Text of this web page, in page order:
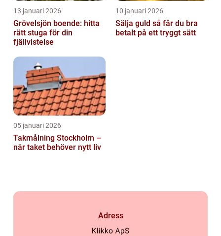
13 januari 2026
Grövelsjön boende: hitta
rätt stuga för din
fjällvistelse
10 januari 2026
Sälja guld så får du bra
betalt på ett tryggt sätt
05 januari 2026
Takmålning Stockholm –
när taket behöver nytt liv
Adress